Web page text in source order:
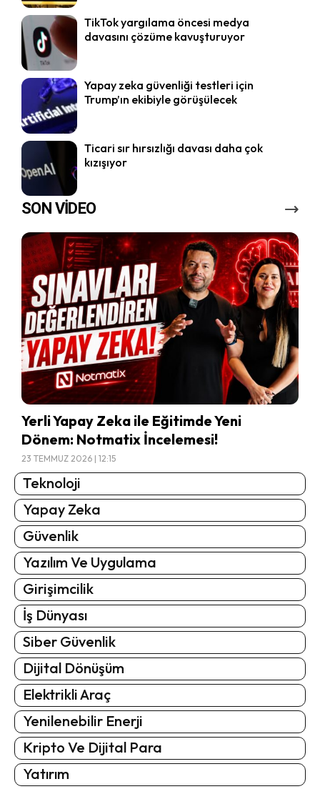
TikTok yargılama öncesi medya
davasını çözüme kavuşturuyor
Yapay zeka güvenliği testleri için
Trump’ın ekibiyle görüşülecek
Ticari sır hırsızlığı davası daha çok
kızışıyor
SON VİDEO
Yerli Yapay Zeka ile Eğitimde Yeni
Dönem: Notmatix İncelemesi!
23 TEMMUZ 2026 | 12:15
Teknoloji
Yapay Zeka
Güvenlik
Yazılım Ve Uygulama
Girişimcilik
İş Dünyası
Siber Güvenlik
Dijital Dönüşüm
Elektrikli Araç
Yenilenebilir Enerji
Kripto Ve Dijital Para
Yatırım